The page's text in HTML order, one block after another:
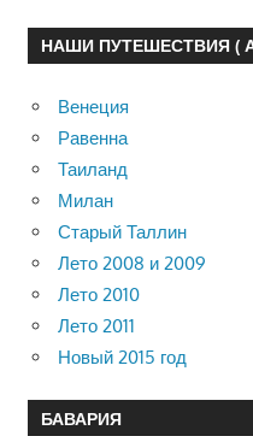
НАШИ ПУТЕШЕСТВИЯ (
Венеция
Равенна
Таиланд
Милан
Старый Таллин
Лето 2008 и 2009
Лето 2010
Лето 2011
Новый 2015 год
БАВАРИЯ